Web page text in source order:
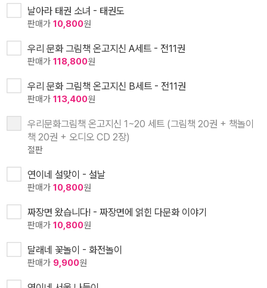
날아라 태권 소녀 - 태권도
판매가 10,800원
우리 문화 그림책 온고지신 A세트 - 전11권
판매가 118,800원
우리 문화 그림책 온고지신 B세트 - 전11권
판매가 113,400원
우리문화그림책 온고지신 1~20 세트 (그림책 20권 + 책놀이
책 20권 + 오디오 CD 2장)
절판
연이네 설맞이 - 설날
판매가 10,800원
짜장면 왔습니다! - 짜장면에 얽힌 다문화 이야기
판매가 10,800원
달래네 꽃놀이 - 화전놀이
판매가 9,900원